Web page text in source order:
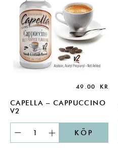
49.00 KR
CAPELLA – CAPPUCCINO
V2
KÖP